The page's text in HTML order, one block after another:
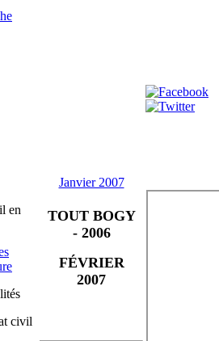
en
civil
Janvier 2007
TOUT BOGY
- 2006
FÉVRIER
2007